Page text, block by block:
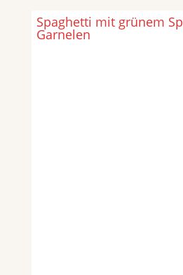
Spaghetti mit grünem
Garnelen